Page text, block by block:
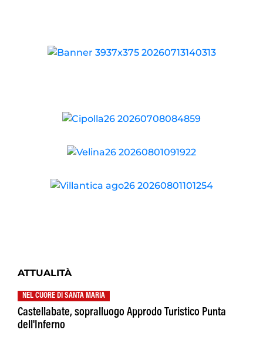
ATTUALITÀ
NEL CUORE DI SANTA MARIA
Castellabate, sopralluogo Approdo Turistico Punta
dell'Inferno